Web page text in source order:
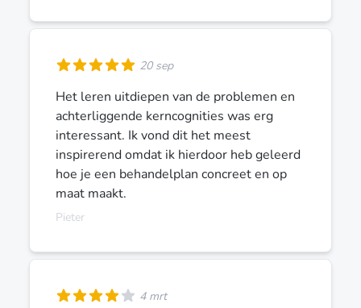
20 sep
Het leren uitdiepen van de problemen en
achterliggende kerncognities was erg
interessant. Ik vond dit het meest
inspirerend omdat ik hierdoor heb geleerd
hoe je een behandelplan concreet en op
maat maakt.
Pieter
4 mrt